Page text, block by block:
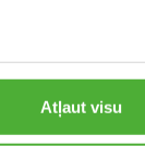
Atļaut visu